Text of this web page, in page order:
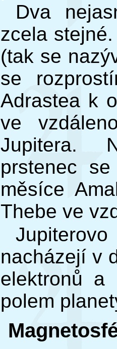
Dva
zcela
(tak se
se
Adrastea k
ve
Jupitera.
prstenec
měsíce
Thebe ve
nacházejí v
elektronů a
polem